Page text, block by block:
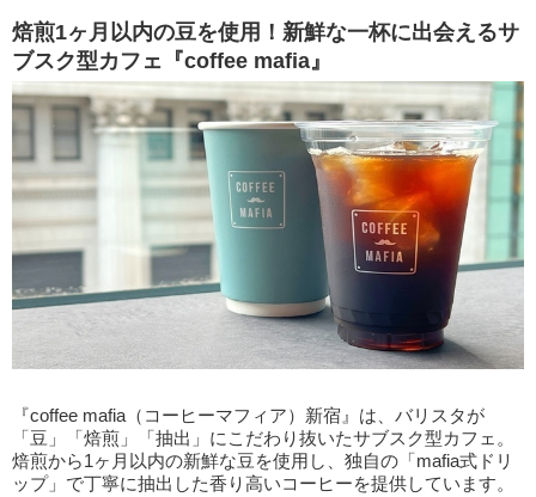
焙煎1ヶ月以内の豆を使用！新鮮な一杯に出会えるサ
ブスク型カフェ『coffee mafia』
『coffee mafia（コーヒーマフィア）新宿』は、バリスタが
「豆」「焙煎」「抽出」にこだわり抜いたサブスク型カフェ。
焙煎から1ヶ月以内の新鮮な豆を使用し、独自の「mafia式ドリ
ップ」で丁寧に抽出した香り高いコーヒーを提供しています。